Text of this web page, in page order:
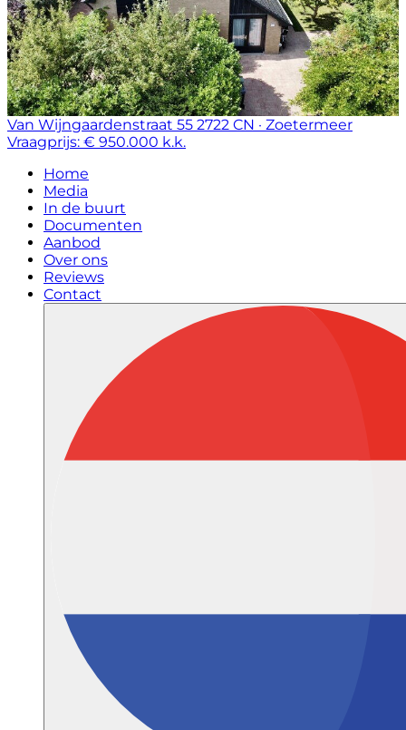
Van Wijngaardenstraat 55 2722 CN · Zoetermeer
Vraagprijs: € 950.000 k.k.
Home
Media
In de buurt
Documenten
Aanbod
Over ons
Reviews
Contact